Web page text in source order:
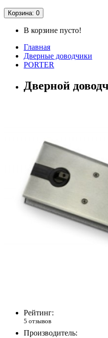
Корзина: 0
В корзине пусто!
Главная
Дверные доводчики
PORTER
Дверной
Рейтинг:
5 отзывов
Производитель: